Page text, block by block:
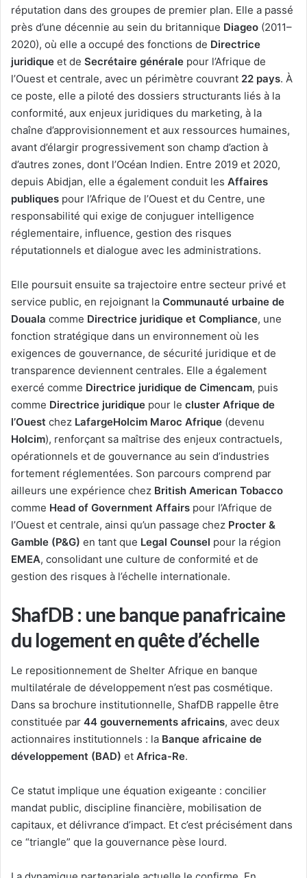
réputation dans des groupes de premier plan. Elle a passé
près d’une décennie au sein du britannique Diageo (2011–
2020), où elle a occupé des fonctions de Directrice
juridique et de Secrétaire générale pour l’Afrique de
l’Ouest et centrale, avec un périmètre couvrant 22 pays. À
ce poste, elle a piloté des dossiers structurants liés à la
conformité, aux enjeux juridiques du marketing, à la
chaîne d’approvisionnement et aux ressources humaines,
avant d’élargir progressivement son champ d’action à
d’autres zones, dont l’Océan Indien. Entre 2019 et 2020,
depuis Abidjan, elle a également conduit les Affaires
publiques pour l’Afrique de l’Ouest et du Centre, une
responsabilité qui exige de conjuguer intelligence
réglementaire, influence, gestion des risques
réputationnels et dialogue avec les administrations.
Elle poursuit ensuite sa trajectoire entre secteur privé et
service public, en rejoignant la Communauté urbaine de
Douala comme Directrice juridique et Compliance, une
fonction stratégique dans un environnement où les
exigences de gouvernance, de sécurité juridique et de
transparence deviennent centrales. Elle a également
exercé comme Directrice juridique de Cimencam, puis
comme Directrice juridique pour le cluster Afrique de
l’Ouest chez LafargeHolcim Maroc Afrique (devenu
Holcim), renforçant sa maîtrise des enjeux contractuels,
opérationnels et de gouvernance au sein d’industries
fortement réglementées. Son parcours comprend par
ailleurs une expérience chez British American Tobacco
comme Head of Government Affairs pour l’Afrique de
l’Ouest et centrale, ainsi qu’un passage chez Procter &
Gamble (P&G) en tant que Legal Counsel pour la région
EMEA, consolidant une culture de conformité et de
gestion des risques à l’échelle internationale.
ShafDB : une banque panafricaine
du logement en quête d’échelle
Le repositionnement de Shelter Afrique en banque
multilatérale de développement n’est pas cosmétique.
Dans sa brochure institutionnelle, ShafDB rappelle être
constituée par 44 gouvernements africains, avec deux
actionnaires institutionnels : la Banque africaine de
développement (BAD) et Africa-Re.
Ce statut implique une équation exigeante : concilier
mandat public, discipline financière, mobilisation de
capitaux, et délivrance d’impact. Et c’est précisément dans
ce “triangle” que la gouvernance pèse lourd.